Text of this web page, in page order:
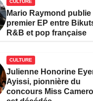
CULTURE
Mario Raymond publie
premier EP entre
R&B et pop française
CULTURE
Julienne Honorine
Ayissi, pionnière du
concours Miss